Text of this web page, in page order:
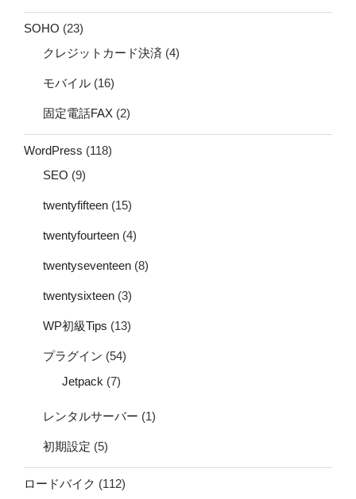
SOHO (23)
クレジットカード決済 (4)
モバイル (16)
固定電話FAX (2)
WordPress (118)
SEO (9)
twentyfifteen (15)
twentyfourteen (4)
twentyseventeen (8)
twentysixteen (3)
WP初級Tips (13)
プラグイン (54)
Jetpack (7)
レンタルサーバー (1)
初期設定 (5)
ロードバイク (112)